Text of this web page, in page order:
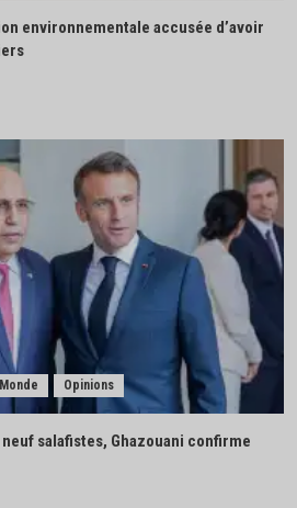
environnementale accusée d’avoir
Monde Opinions
salafistes, Ghazouani confirme